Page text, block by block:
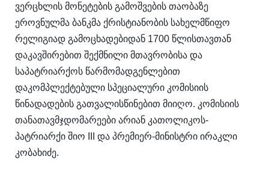
ვერცხლის მონეტების გამოშვების თაობაზე
ეროვნულმა ბანკმა ქრისტიანობის სახელმწიფო
რელიგიად გამოცხადებიდან 1700 წლისთავთან
დაკავშირებით შექმნილი მთავრობისა და
საპატრიარქოს წარმომადგენლებით
დაკომპლექტებული სპეციალური კომისიის
წინადადების გათვალისწინებით მიიღო. კომისიის
თანათავმჯდომარეები არიან კათოლიკოს-
პატრიარქი შიო III და პრემიერ-მინისტრი ირაკლი
კობახიძე.